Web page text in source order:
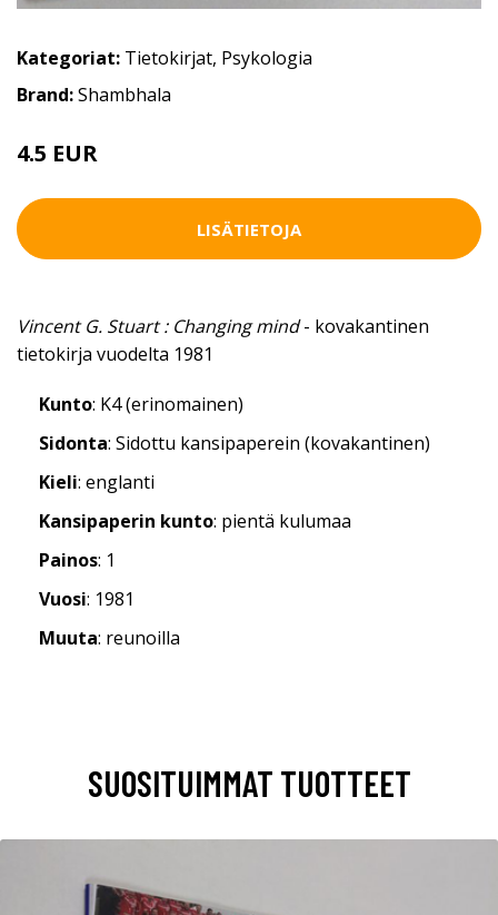
Kategoriat: Tietokirjat, Psykologia
Brand:Shambhala
4.5 EUR
LISÄTIETOJA
Vincent G. Stuart : Changing mind- kovakantinen
tietokirja vuodelta 1981
Kunto: K4 (erinomainen)
Sidonta: Sidottu kansipaperein (kovakantinen)
Kieli: englanti
Kansipaperin kunto: pientä kulumaa
Painos: 1
Vuosi: 1981
Muuta: reunoilla
SUOSITUIMMAT TUOTTEET